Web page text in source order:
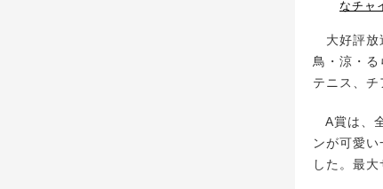
なチャ
大好評放
鳥・涼・
テニス、
A賞は、
ンが可愛
した。最